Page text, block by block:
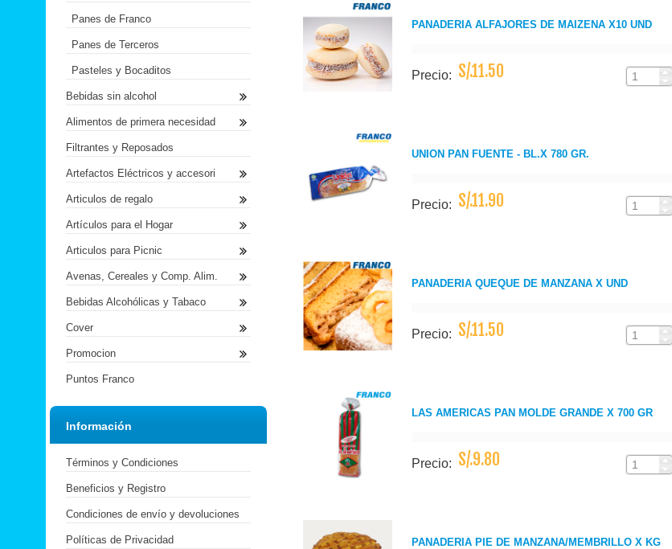
PANADERIA ALFAJORES DE MAIZENA X10 UND
Precio: S/.11.50
UNION PAN FUENTE - BL.X 780 GR.
Precio: S/.11.90
PANADERIA QUEQUE DE MANZANA X UND
Precio: S/.11.50
LAS AMERICAS PAN MOLDE GRANDE X 700 GR
Precio: S/.9.80
PANADERIA PIE DE MANZANA/MEMBRILLO X KG
Panes de Franco
Panes de Terceros
Pasteles y Bocaditos
Bebidas sin alcohol
Alimentos de primera necesidad
Filtrantes y Reposados
Artefactos Eléctricos y accesori
Articulos de regalo
Artículos para el Hogar
Articulos para Picnic
Avenas, Cereales y Comp. Alim.
Bebidas Alcohólicas y Tabaco
Cover
Promocion
Puntos Franco
Información
Términos y Condiciones
Beneficios y Registro
Condiciones de envío y devoluciones
Políticas de Privacidad